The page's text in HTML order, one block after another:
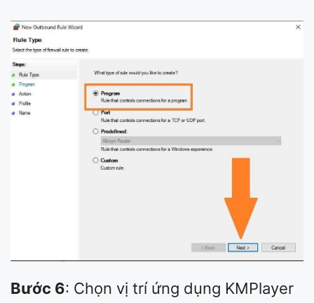
Bước 6: Chọn vị trí ứng dụng KMPlayer